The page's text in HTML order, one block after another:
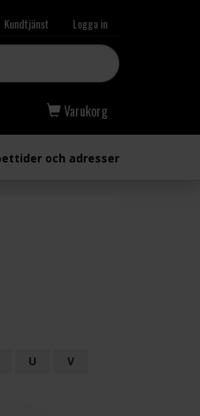
Kundtjänst Logga in
Varukorg
och adresser
U
V